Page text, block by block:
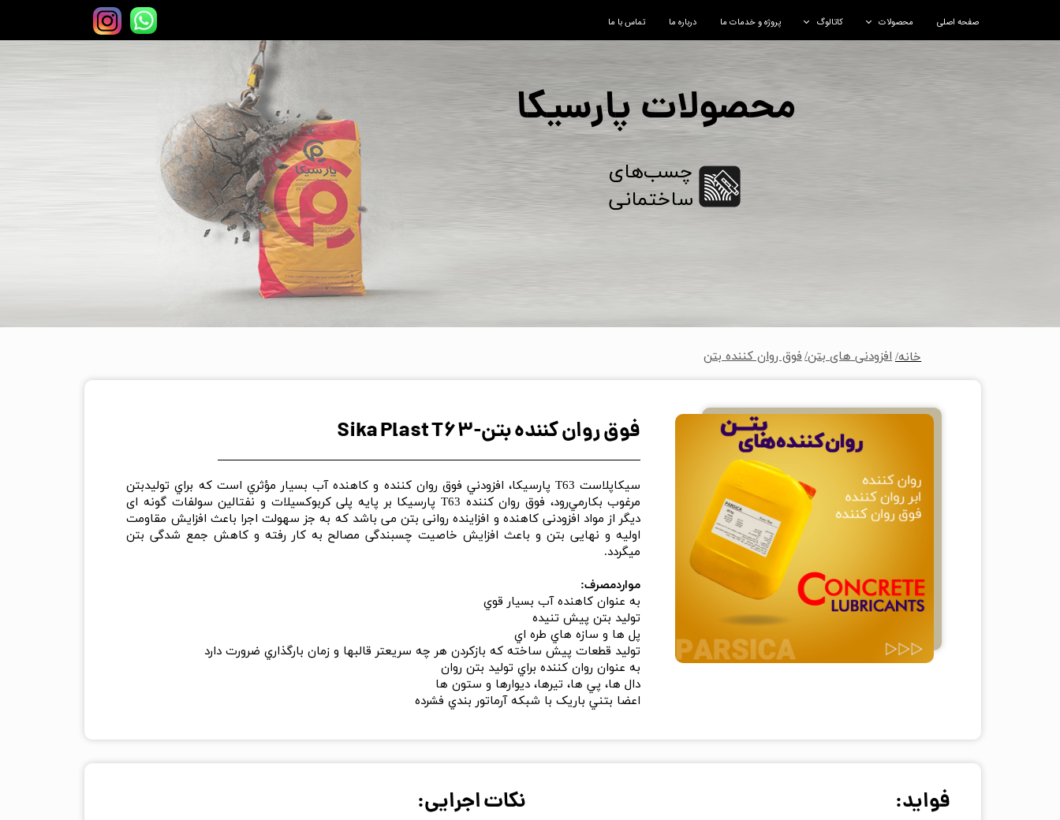
صفحه اصلی محصولات کاتالوگ پروژه و خدمات ما درباره ما تماس با ما
​​چسب‌های
​​​​​​​ساختمانی
محصولات پارسیکا
خانه/
فوق روان کننده بتن-Sika Plast T63
خانه/
سیکاپلاست T63 پارسیکا، افزودني فوق روان کننده و كاهنده آب بسيار مؤثري است که براي توليدبتن
مرغوب بكارمي‌رود، فوق روان کننده T63 پارسیکا بر پایه پلی کربوکسیلات و نفتالین سولفات گونه ای
دیگر از مواد افزودنی کاهنده و افزاینده روانی بتن می باشد که به جز سهولت اجرا باعث افزایش مقاومت
اولیه و نهایی بتن و باعث افزایش خاصیت چسبندگی مصالح به کار رفته و کاهش جمع شدگی بتن
میگردد.
مواردمصرف:
به عنوان کاهنده آب بسيار قوي
تولید بتن پيش تنيده
پل ها و سازه هاي طره اي
توليد قطعات پيش ساخته که بازکردن هر چه سريعتر قالبها و زمان بارگذاري ضرورت دارد
به عنوان روان کننده براي توليد بتن روان
دال ها، پي ها، تيرها، ديوارها و ستون ها
اعضا بتني باريک با شبکه آرماتور بندي فشرده
فواید: نکات اجرایی:
خانه/افزودنی های بتن/فوق روان کننده بتن